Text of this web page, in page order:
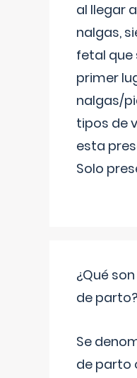
al llegar
nalgas,
fetal que
primer
nalgas/
tipos de
esta
Solo
¿Qué
de parto?
Se
de parto